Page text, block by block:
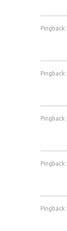
Pingback:
Pingback:
Pingback:
Pingback:
Pingback: